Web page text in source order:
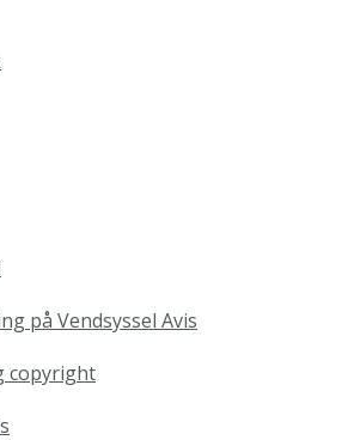
på Vendsyssel Avis
copyright